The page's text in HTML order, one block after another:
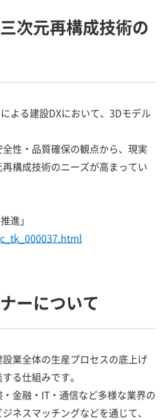
次元再構成技術の
よる建設DXにおいて、3Dモデル
性・品質確保の観点から、現実
構成技術のニーズが高まってい
進」
ーについて
業全体の生産プロセスの底上げ
る仕組みです。
金融・IT・通信など多様な業界の
ネスマッチングなどを通じて、